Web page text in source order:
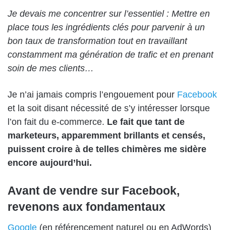
Je devais me concentrer sur l’essentiel : Mettre en
place tous les ingrédients clés pour parvenir à un
bon taux de transformation tout en travaillant
constamment ma génération de trafic et en prenant
soin de mes clients…
Je n’ai jamais compris l’engouement pour Facebook
et la soit disant nécessité de s’y intéresser lorsque
l’on fait du e-commerce. Le fait que tant de
marketeurs, apparemment brillants et censés,
puissent croire à de telles chimères me sidère
encore aujourd’hui.
Avant de vendre sur Facebook,
revenons aux fondamentaux
Google (en référencement naturel ou en AdWords)